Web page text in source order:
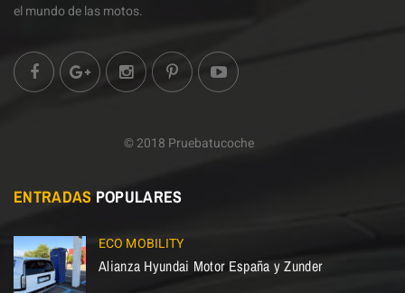
el mundo de las motos.
© 2018 Pruebatucoche
ENTRADAS POPULARES
ECO MOBILITY
Alianza Hyundai Motor España y Zunder